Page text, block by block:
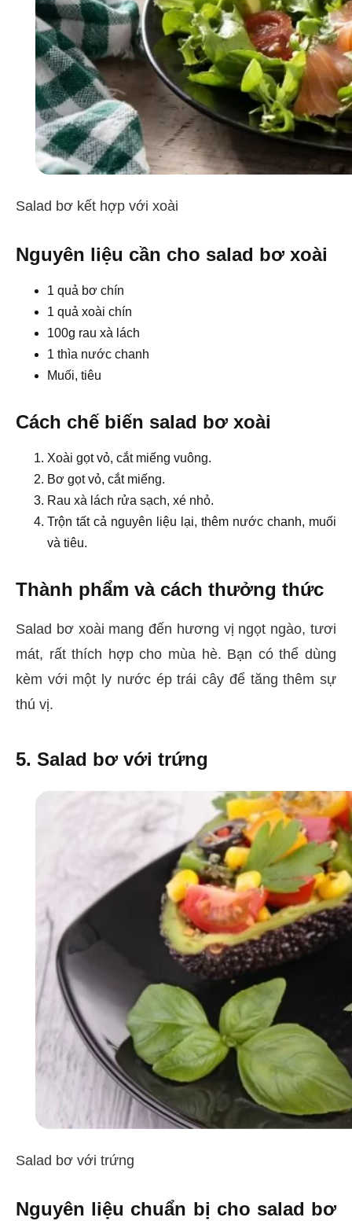
Salad bơ kết hợp với xoài
Nguyên liệu cần cho salad bơ xoài
1 quả bơ chín
1 quả xoài chín
100g rau xà lách
1 thìa nước chanh
Muối, tiêu
Cách chế biến salad bơ xoài
Xoài gọt vỏ, cắt miếng vuông.
Bơ gọt vỏ, cắt miếng.
Rau xà lách rửa sạch, xé nhỏ.
Trộn tất cả nguyên liệu lại, thêm nước chanh, muối
và tiêu.
Thành phẩm và cách thưởng thức
Salad bơ xoài mang đến hương vị ngọt ngào, tươi
mát, rất thích hợp cho mùa hè. Bạn có thể dùng
kèm với một ly nước ép trái cây để tăng thêm sự
thú vị.
5. Salad bơ với trứng
Salad bơ với trứng
Nguyên liệu chuẩn bị cho salad bơ